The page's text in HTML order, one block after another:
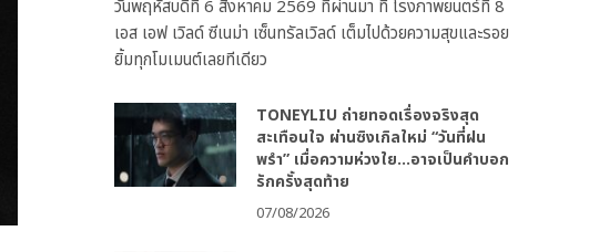
วันพฤหัสบดีที่ 6 สิงหาคม 2569 ที่ผ่านมา ที่ โรงภาพยนตร์ที่ 8
เอส เอฟ เวิลด์ ซีเนม่า เซ็นทรัลเวิลด์ เต็มไปด้วยความสุขและรอย
ยิ้มทุกโมเมนต์เลยทีเดียว
TONEYLIU ถ่ายทอดเรื่องจริงสุด
สะเทือนใจ ผ่านซิงเกิลใหม่ “วันที่ฝน
พรำ” เมื่อความห่วงใย…อาจเป็นคำบอก
รักครั้งสุดท้าย
07/08/2026